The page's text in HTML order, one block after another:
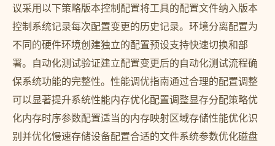
议采用以下策略版本控制配置将工具的配置文件纳入版本
控制系统记录每次配置变更的历史记录。环境分离配置为
不同的硬件环境创建独立的配置预设支持快速切换和部
署。自动化测试验证建立配置变更后的自动化测试流程确
保系统功能的完整性。性能调优指南通过合理的配置调整
可以显著提升系统性能内存优化配置调整显存分配策略优
化内存时序参数配置适当的内存映射区域存储性能优化识
别并优化慢速存储设备配置合适的文件系统参数优化磁盘